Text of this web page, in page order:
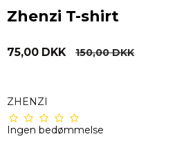
Zhenzi T-shirt
75,00 DKK 150,00 DKK
ZHENZI
Ingen bedømmelse